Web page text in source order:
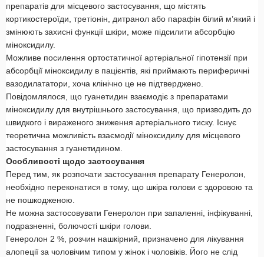
препаратів для місцевого застосування, що містять
кортикостероїди, третіонін, дитранол або парафін білий м’який і
змінюють захисні функції шкіри, може підсилити абсорбцію
міноксидилу.
Можливе посилення ортостатичної артеріальної гіпотензії при
абсорбції міноксидилу в пацієнтів, які приймають периферичні
вазодилататори, хоча клінічно це не підтверджено.
Повідомлялося, що гуанетидин взаємодіє з препаратами
міноксидилу для внутрішнього застосування, що призводить до
швидкого і вираженого зниження артеріального тиску. Існує
теоретична можливість взаємодії міноксидилу для місцевого
застосування з гуанетидином.
Особливості щодо застосування
Перед тим, як розпочати застосування препарату Генеролон,
необхідно переконатися в тому, що шкіра голови є здоровою та
не пошкодженою.
Не можна застосовувати Генеролон при запаленні, інфікуванні,
подразненні, болючості шкіри голови.
Генеролон 2 %, розчин нашкірний, призначено для лікування
алопеції за чоловічим типом у жінок і чоловіків. Його не слід